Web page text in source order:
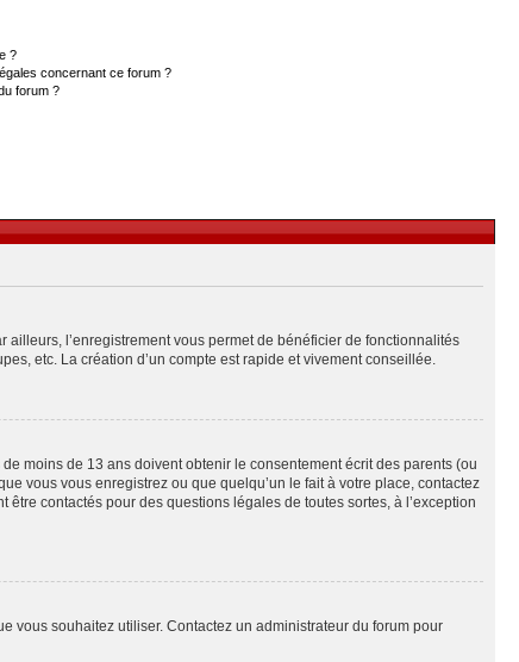
?
concernant ce forum ?
forum ?
ailleurs, l’enregistrement vous permet de bénéficier de fonctionnalités
etc. La création d’un compte est rapide et vivement conseillée.
moins de 13 ans doivent obtenir le consentement écrit des parents (ou
vous vous enregistrez ou que quelqu’un le fait à votre place, contactez
contactés pour des questions légales de toutes sortes, à l’exception
vous souhaitez utiliser. Contactez un administrateur du forum pour